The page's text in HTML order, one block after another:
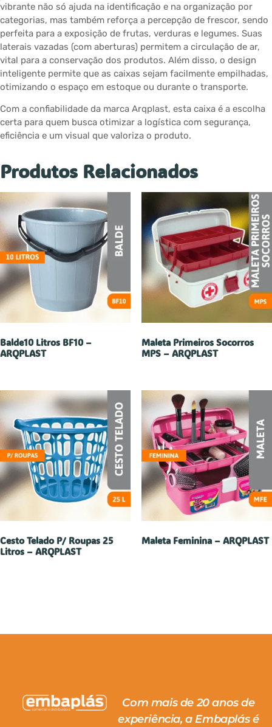
vibrante não só ajuda na identificação e na organização por
categorias, mas também reforça a percepção de frescor, sendo
perfeita para a exposição de frutas, verduras e legumes. Suas
laterais vazadas (com aberturas) permitem a circulação de ar,
vital para a conservação dos produtos. Além disso, o design
inteligente permite que as caixas sejam facilmente empilhadas,
otimizando o espaço em estoque ou durante o transporte.
Com a confiabilidade da marca Arqplast, esta caixa é a escolha
certa para quem busca otimizar a logística com segurança,
eficiência e um visual que valoriza o produto.
Produtos Relacionados
Balde10 Litros BF10 –
ARQPLAST
Maleta Primeiros Socorros
MPS – ARQPLAST
Cesto Telado P/ Roupas 25
Litros – ARQPLAST
Maleta Feminina – ARQPLAST
Com mais de 20 anos de
experiência, a Embaplás é